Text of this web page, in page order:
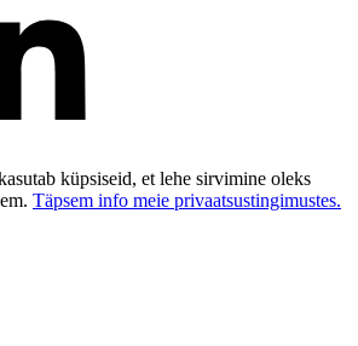
küpsiseid, et lehe sirvimine oleks
Täpsem info meie privaatsustingimustes.